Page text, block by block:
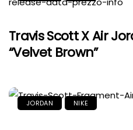
Travis Scott X Air
“Velvet Brown”
JORDAN NIKE